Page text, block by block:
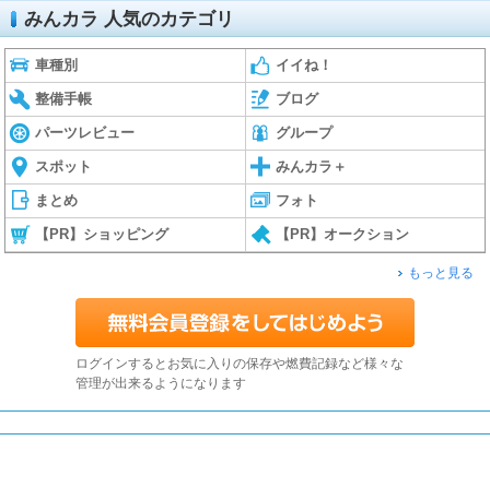
みんカラ 人気のカテゴリ
車種別 イイね！
整備手帳 ブログ
パーツレビュー グループ
スポット みんカラ＋
まとめ フォト
【PR】ショッピング 【PR】オークション
もっと見る
ログインするとお気に入りの保存や燃費記録など様々な
管理が出来るようになります